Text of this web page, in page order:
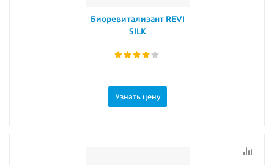
Биоревитализант REVI
SILK
Узнать цену